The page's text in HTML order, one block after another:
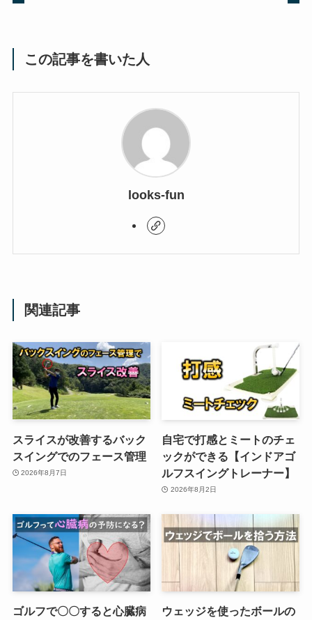
この記事を書いた人
looks-fun
関連記事
スライスが改善するバック
スイングでのフェース管理
2026年8月7日
自宅で打感とミートのチェ
ックができる【インドアゴ
ルフスイングトレーナー】
2026年8月2日
ゴルフで〇〇すると心臓病
ウェッジを使ったボールの